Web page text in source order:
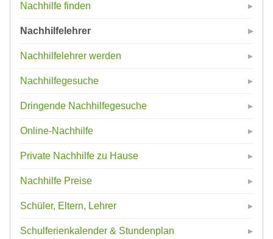
Nachhilfe finden
Nachhilfelehrer
Nachhilfelehrer werden
Nachhilfegesuche
Dringende Nachhilfegesuche
Online-Nachhilfe
Private Nachhilfe zu Hause
Nachhilfe Preise
Schüler, Eltern, Lehrer
Schulferienkalender & Stundenplan